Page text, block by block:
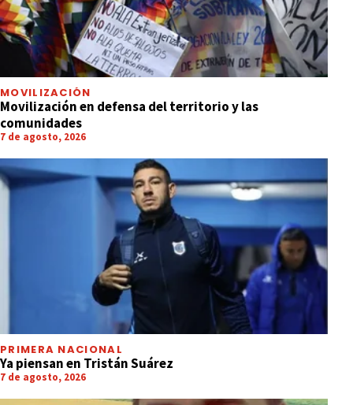
MOVILIZACIÓN
Movilización en defensa del territorio y las
comunidades
7 de agosto, 2026
PRIMERA NACIONAL
Ya piensan en Tristán Suárez
7 de agosto, 2026